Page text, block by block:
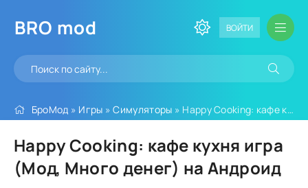
BRO mod ВОЙТИ
БроМод » Игры »Симуляторы » Happy Cooking: кафе кухня игра (Мод, Много денег)
Happy Cooking: кафе кухня игра
(Мод, Много денег) на Андроид